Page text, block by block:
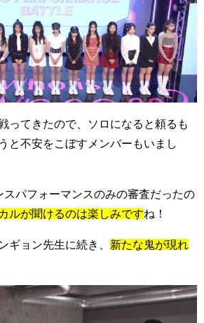
ってきたので、ソロになると頼るも
と不安をこぼすメンバーもいまし
スパフォーマンスのみの審査だったの
ルが聞けるのは楽しみですね！
ギョン先生に続き、 新たな鬼が現れ